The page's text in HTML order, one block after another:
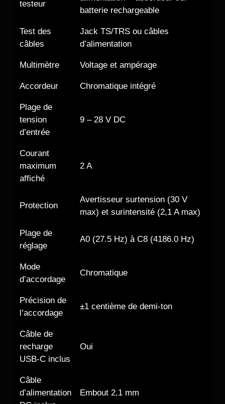
testeur
batterie rechargeable
Test des
câbles
Jack TS/TRS ou câbles
d’alimentation
Multimètre Voltage et ampérage
Accordeur Chromatique intégré
Plage de
tension
d’entrée
9 – 28 V DC
Courant
maximum
affiché
2 A
Protection
Avertisseur surtension (30 V
max) et surintensité (2,1 A max)
Plage de
réglage
A0 (27.5 Hz) à C8 (4186.0 Hz)
Mode
d’accordage
Chromatique
Précision de
l’accordage
±1 centième de demi-ton
Câble de
recharge
USB-C inclus
Oui
Câble
d’alimentation
Embout 2,1 mm